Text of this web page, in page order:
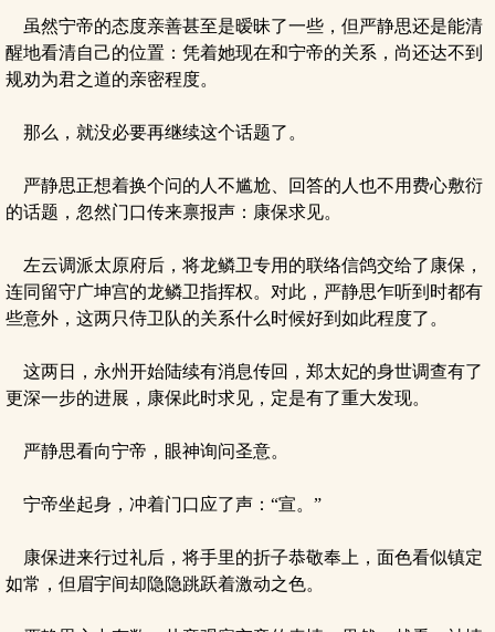
虽然宁帝的态度亲善甚至是暧昧了一些，但严静思还是能清
醒地看清自己的位置：凭着她现在和宁帝的关系，尚还达不到
规劝为君之道的亲密程度。
那么，就没必要再继续这个话题了。
严静思正想着换个问的人不尴尬、回答的人也不用费心敷衍
的话题，忽然门口传来禀报声：康保求见。
左云调派太原府后，将龙鳞卫专用的联络信鸽交给了康保，
连同留守广坤宫的龙鳞卫指挥权。对此，严静思乍听到时都有
些意外，这两只侍卫队的关系什么时候好到如此程度了。
这两日，永州开始陆续有消息传回，郑太妃的身世调查有了
更深一步的进展，康保此时求见，定是有了重大发现。
严静思看向宁帝，眼神询问圣意。
宁帝坐起身，冲着门口应了声：“宣。”
康保进来行过礼后，将手里的折子恭敬奉上，面色看似镇定
如常，但眉宇间却隐隐跳跃着激动之色。